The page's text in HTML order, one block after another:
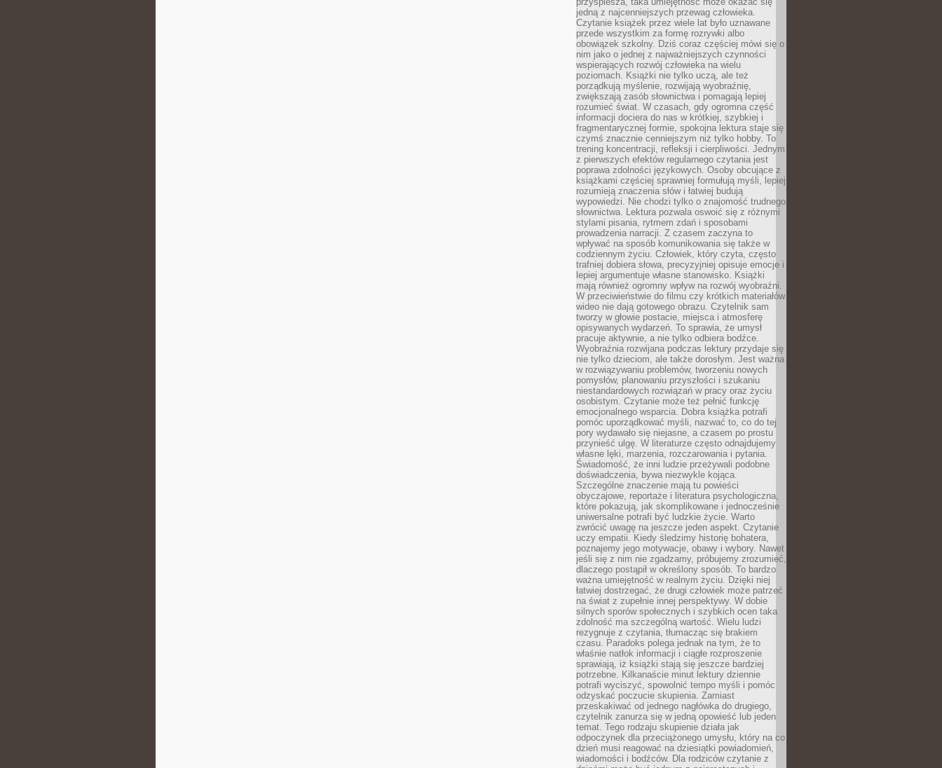
jedną z najcenniejszych przewag człowieka.
Czytanie książek przez wiele lat było uznawane
przede wszystkim za formę rozrywki albo
obowiązek szkolny. Dziś coraz częściej mówi się o
nim jako o jednej z najważniejszych czynności
wspierających rozwój człowieka na wielu
poziomach. Książki nie tylko uczą, ale też
porządkują myślenie, rozwijają wyobraźnię,
zwiększają zasób słownictwa i pomagają lepiej
rozumieć świat. W czasach, gdy ogromna część
informacji dociera do nas w krótkiej, szybkiej i
fragmentarycznej formie, spokojna lektura staje się
czymś znacznie cenniejszym niż tylko hobby. To
trening koncentracji, refleksji i cierpliwości. Jednym
z pierwszych efektów regularnego czytania jest
poprawa zdolności językowych. Osoby obcujące z
książkami częściej sprawniej formułują myśli, lepiej
rozumieją znaczenia słów i łatwiej budują
wypowiedzi. Nie chodzi tylko o znajomość trudnego
słownictwa. Lektura pozwala oswoić się z różnymi
stylami pisania, rytmem zdań i sposobami
prowadzenia narracji. Z czasem zaczyna to
wpływać na sposób komunikowania się także w
codziennym życiu. Człowiek, który czyta, często
trafniej dobiera słowa, precyzyjniej opisuje emocje i
lepiej argumentuje własne stanowisko. Książki
mają również ogromny wpływ na rozwój wyobraźni.
W przeciwieństwie do filmu czy krótkich materiałów
wideo nie dają gotowego obrazu. Czytelnik sam
tworzy w głowie postacie, miejsca i atmosferę
opisywanych wydarzeń. To sprawia, że umysł
pracuje aktywnie, a nie tylko odbiera bodźce.
Wyobraźnia rozwijana podczas lektury przydaje się
nie tylko dzieciom, ale także dorosłym. Jest ważna
w rozwiązywaniu problemów, tworzeniu nowych
pomysłów, planowaniu przyszłości i szukaniu
niestandardowych rozwiązań w pracy oraz życiu
osobistym. Czytanie może też pełnić funkcję
emocjonalnego wsparcia. Dobra książka potrafi
pomóc uporządkować myśli, nazwać to, co do tej
pory wydawało się niejasne, a czasem po prostu
przynieść ulgę. W literaturze często odnajdujemy
własne lęki, marzenia, rozczarowania i pytania.
Świadomość, że inni ludzie przeżywali podobne
doświadczenia, bywa niezwykle kojąca.
Szczególne znaczenie mają tu powieści
obyczajowe, reportaże i literatura psychologiczna,
które pokazują, jak skomplikowane i jednocześnie
uniwersalne potrafi być ludzkie życie. Warto
zwrócić uwagę na jeszcze jeden aspekt. Czytanie
uczy empatii. Kiedy śledzimy historię bohatera,
poznajemy jego motywacje, obawy i wybory. Nawet
jeśli się z nim nie zgadzamy, próbujemy zrozumieć,
dlaczego postąpił w określony sposób. To bardzo
ważna umiejętność w realnym życiu. Dzięki niej
łatwiej dostrzegać, że drugi człowiek może patrzeć
na świat z zupełnie innej perspektywy. W dobie
silnych sporów społecznych i szybkich ocen taka
zdolność ma szczególną wartość. Wielu ludzi
rezygnuje z czytania, tłumacząc się brakiem
czasu. Paradoks polega jednak na tym, że to
właśnie natłok informacji i ciągłe rozproszenie
sprawiają, iż książki stają się jeszcze bardziej
potrzebne. Kilkanaście minut lektury dziennie
potrafi wyciszyć, spowolnić tempo myśli i pomóc
odzyskać poczucie skupienia. Zamiast
przeskakiwać od jednego nagłówka do drugiego,
czytelnik zanurza się w jedną opowieść lub jeden
temat. Tego rodzaju skupienie działa jak
odpoczynek dla przeciążonego umysłu, który na co
dzień musi reagować na dziesiątki powiadomień,
wiadomości i bodźców. Dla rodziców czytanie z